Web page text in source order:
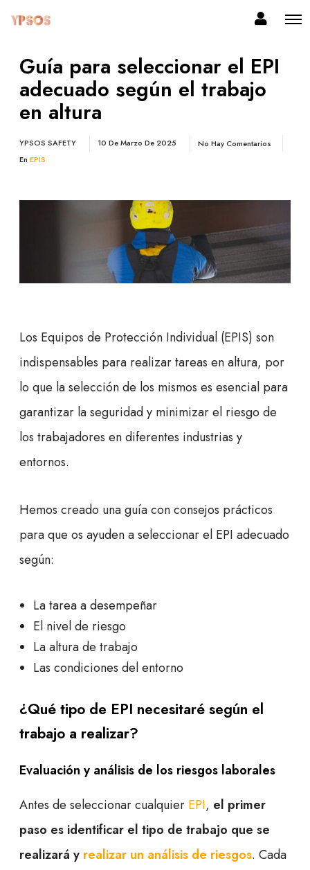
Guía para seleccionar el EPI
adecuado según el trabajo
en altura
YPSOS SAFETY 10 De Marzo De 2025
No Hay Comentarios
En EPIS
Los Equipos de Protección Individual (EPIS) son
indispensables para realizar tareas en altura, por
lo que la selección de los mismos es esencial para
garantizar la seguridad y minimizar el riesgo de
los trabajadores en diferentes industrias y
entornos.
Hemos creado una guía con consejos prácticos
para que os ayuden a seleccionar el EPI adecuado
según:
La tarea a desempeñar
El nivel de riesgo
La altura de trabajo
Las condiciones del entorno
¿Qué tipo de EPI necesitaré según el
trabajo a realizar?
Evaluación y análisis de los riesgos laborales
Antes de seleccionar cualquier EPI, el primer
paso es identificar el tipo de trabajo que se
realizará y realizar un análisis de riesgos. Cada